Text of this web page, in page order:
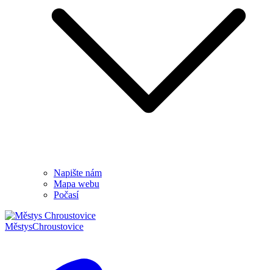
Napište nám
Mapa webu
Počasí
MěstysChroustovice